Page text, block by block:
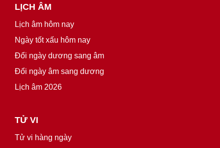
LỊCH ÂM
Lịch âm hôm nay
Ngày tốt xấu hôm nay
Đổi ngày dương sang âm
Đổi ngày âm sang dương
Lịch âm 2026
TỬ VI
Tử vi hàng ngày